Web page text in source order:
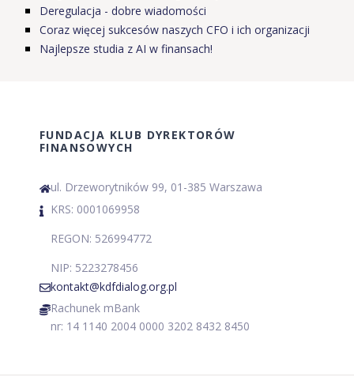
Deregulacja - dobre wiadomości
Coraz więcej sukcesów naszych CFO i ich organizacji
Najlepsze studia z AI w finansach!
FUNDACJA KLUB DYREKTORÓW
FINANSOWYCH
ul. Drzeworytników 99, 01-385 Warszawa
KRS: 0001069958
REGON: 526994772
NIP: 5223278456
kontakt@kdfdialog.org.pl
Rachunek mBank
nr: 14 1140 2004 0000 3202 8432 8450